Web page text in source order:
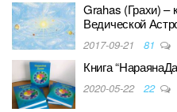
Grahas (Грахи) –
Ведической
2017-09-21 81
Книга
2020-05-22 22